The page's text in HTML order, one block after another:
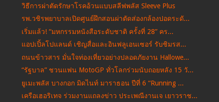
วิธีการผ่าตัดรักษาโรคอ้วนแบบสลีฟพลัส Sleeve Plus
รพ.วชิรพยาบาลเปิดศูนย์ฝึกสอนผ่าตัดส่องกล้องปอดระดั...
เริ่มแล้ว! “มหกรรมหนังสือระดับชาติ ครั้งที่ 28” คร...
แอปเปิ้ลโปแลนด์ เชิญสื่อและอินฟลูเอนเซอร์ รับชิมรส...
ถนนข้าวสาร มั่นใจท่องเที่ยวอย่างปลอดภัยงาน Hallowe...
“รัฐบาล” ชวนแฟน MotoGP ทั่วโลกร่วมนับถอยหลัง 15 วั...
ยูเมะพลัส บางกอก มิดไนท์ มาราธอน ปีที่ 6 “Running ...
เครือเฮอริเทจ ร่วมงานแถลงข่าว ประเพณีงานเจ เยาวราช...